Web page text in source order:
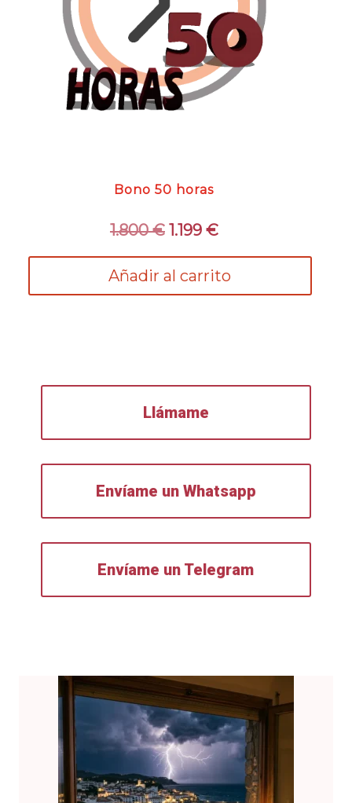
Bono 50 horas
1.800€ El
original
era:
1.199 €El
actual
es:
Añadir al carrito
Llámame
Envíame un Whatsapp
Envíame un Telegram